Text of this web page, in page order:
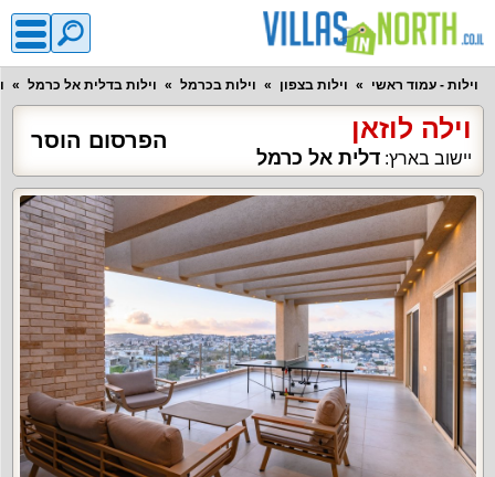
וילות - עמוד ראשי וילות בצפון וילות בכרמל וילות בדלית אל כרמל
וילה לוזאן
יישוב בארץ: דלית אל כרמל
הפרסום הוסר